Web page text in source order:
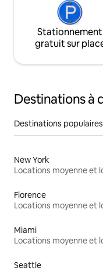
Stationnement
gratuit sur
Destinations à
Destinations
New York
Florence
Miami
Seattle